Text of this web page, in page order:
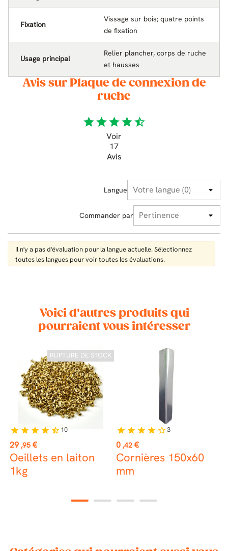
Fixation
Vissage sur bois; quatre points
de fixation
Usage principal
Relier plancher, corps de ruche
et hausses
Avis sur Plaque de connexion de
ruche
starstarstarstarstar_half
Voir
17
Avis
Langue
Commander par
Il n'y a pas d'évaluation pour la langue actuelle. Sélectionnez
toutes les langues pour voir toutes les évaluations.
Voici d'autres produits qui
pourraient vous intéresser
RUPTURE DE STOCK
Prix
29 ,95 €
Oeillets en laiton
1kg
star star star star star_half 10
Prix
0 ,42 €
Cornières 150x60
mm
star star star star star_border3
1 2 3 4